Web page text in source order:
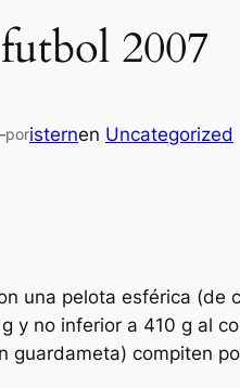
2007
poristernen Uncategorized
una pelota esférica (de
y no inferior a 410 g al
guardameta) compiten